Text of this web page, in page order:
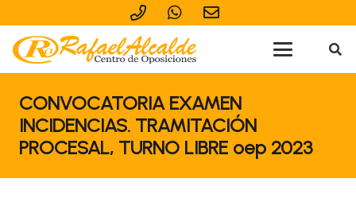
CONVOCATORIA EXAMEN
INCIDENCIAS. TRAMITACIÓN
PROCESAL, TURNO LIBRE oep 2023